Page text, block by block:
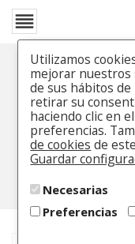

Pluma
Inicio Catálogo
Utilizamos
mejorar nuestros
de sus hábitos de
retirar su
haciendo clic en
preferencias.
de cookies de
Guardar
Necesarias
Preferencias